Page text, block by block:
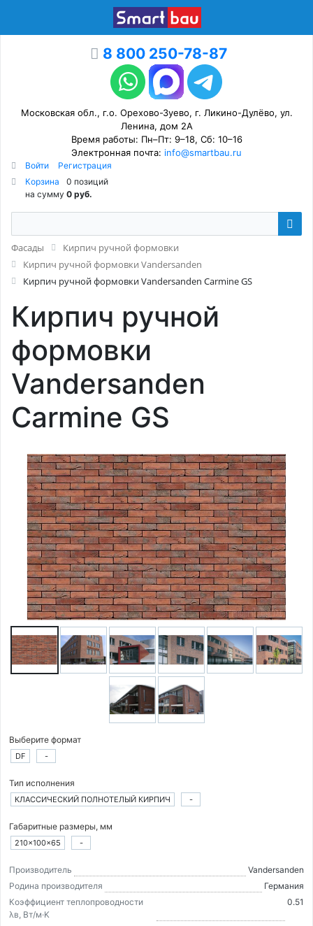
8 800 250-78-87
Московская обл., г.о. Орехово-Зуево, г. Ликино-Дулёво, ул.
Ленина, дом 2А
Время работы: Пн–Пт: 9–18, Сб: 10–16
Электронная почта: info@smartbau.ru
Войти
Регистрация
Корзина
0 позиций
на сумму 0 руб.
Фасады
Кирпич ручной формовки
Кирпич ручной формовки Vandersanden
Кирпич ручной формовки Vandersanden Carmine GS
Кирпич ручной
формовки
Vandersanden
Carmine GS
Выберите формат
DF -
Тип исполнения
КЛАССИЧЕСКИЙ ПОЛНОТЕЛЫЙ КИРПИЧ -
Габаритные размеры, мм
210×100×65 -
Производитель
Vandersanden
Родина производителя
Германия
Коэффициент теплопроводности
λв, Вт/м·K
0.51